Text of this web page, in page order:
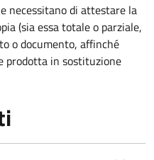
necessitano di attestare la
(sia essa totale o parziale,
o documento, affinché
prodotta in sostituzione